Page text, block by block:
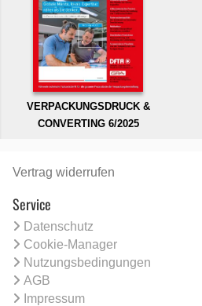
VERPACKUNGSDRUCK &
CONVERTING 6/2025
Vertrag widerrufen
Service
Datenschutz
Cookie-Manager
Nutzungsbedingungen
AGB
Impressum